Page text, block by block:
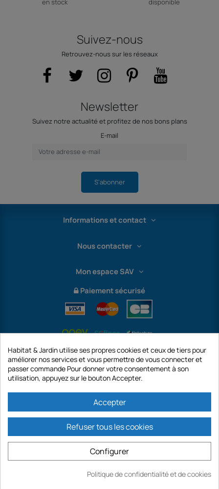
en stock
disponible
Suivez-nous
Retrouvez-nous sur les réseaux
Newsletter
Suivez notre actualité et profitez de nos bons plans
E-mail
S'abonner
Informations et contact
Nous contacter
Mon espace SAV
Paiement sécurisé
International
capital de 187 203,29 €, 32 Rue de Paradis - PARIS 75010 (FRANCE).
GECODIS.SA créée le 04/11/1998 est une filiale de ODAYA HOLDING au capital
de 2.750.640,00 EURO.
TOUTES NOS PROMOTIONS SONT VALABLES DANS LA LIMITE DES STOCKS
DISPONIBLES
Habitat & Jardin utilise ses propres cookies et ceux de tiers pour
améliorer nos services et vous permettre de vous connecter et
passer commande Pour donner votre consentement à son
utilisation, appuyez sur le bouton Accepter.
Accepter
Refuser tous les cookies
Configurer
Politique de confidentialité et de cookies